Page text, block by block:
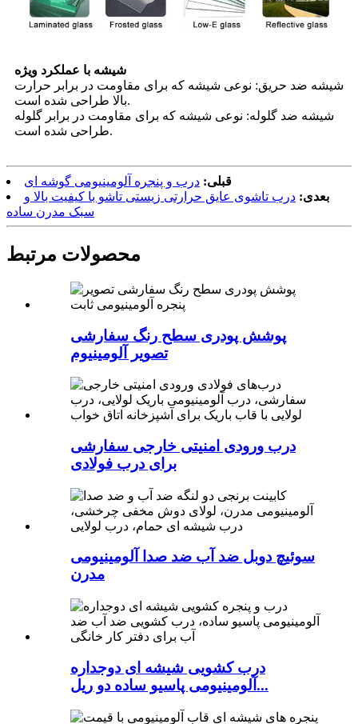
شیشه با عملکرد ویژه
شیشه ضد حریق: نوعی شیشه که برای مقاومت در برابر حرارت
بالا طراحی شده است.
شیشه ضد گلوله: نوعی شیشه که برای مقاومت در برابر گلوله
طراحی شده است.
قبلی: درب و پنجره آلومینیومی گوشه ای
بعدی: درب تاشوی عایق حرارتی زیستی تاشو با کیفیت بالا و
سبک مدرن ساده
محصولات مرتبط
پوشش پودری سطح رنگ سفارشی
تصویر آلومینیوم
درب ورودی امنیتی خارجی سفارشی
برای درب فولادی
سوئیچ دوبل ضد آب ضد صدا آلومینیومی
مدرن
درب کشویی شیشه ای دوجداره
آلومینیومی پاسیو ساده دو ریل...